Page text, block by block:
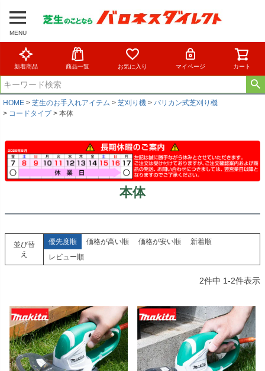
MENU
新着商品 商品一覧 お気に入り マイページ カート
HOME 芝生のお手入れアイテム 芝刈り機
バリカン式芝刈り機
コードタイプ
本体
本体
並び替
え
優先度順 価格が高い順 価格が安い順
新着順
レビュー順
2件中 1-2件表示